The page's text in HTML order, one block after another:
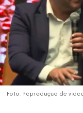
Foto: Reprodução de